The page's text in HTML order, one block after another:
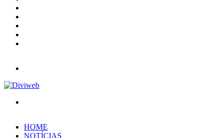
HOME
NOTÍCIAS